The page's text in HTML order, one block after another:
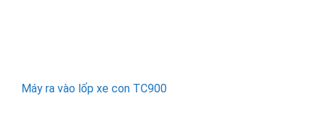
Máy ra vào lốp xe con TC900